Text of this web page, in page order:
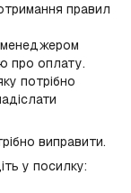
правил
про оплату.
потрібно
виправити.
у посилку: